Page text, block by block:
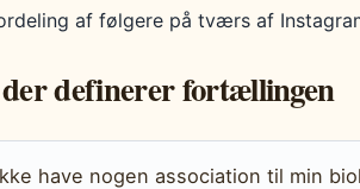
af følgere på tværs af
definerer fortællingen
have nogen association til min